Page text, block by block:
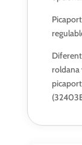
roldana